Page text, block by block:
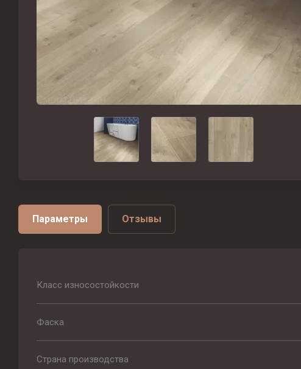
Параметры Отзывы
Класс износостойкости
Фаска
Страна производства